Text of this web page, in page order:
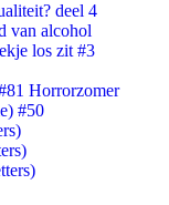
deel 4
van alcohol
los zit #3
Horrorzomer
#50